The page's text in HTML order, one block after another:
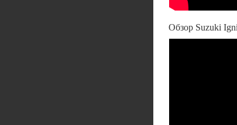
Обзор Suzuki